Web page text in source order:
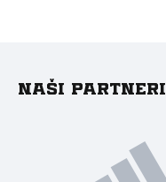
Naši partneri